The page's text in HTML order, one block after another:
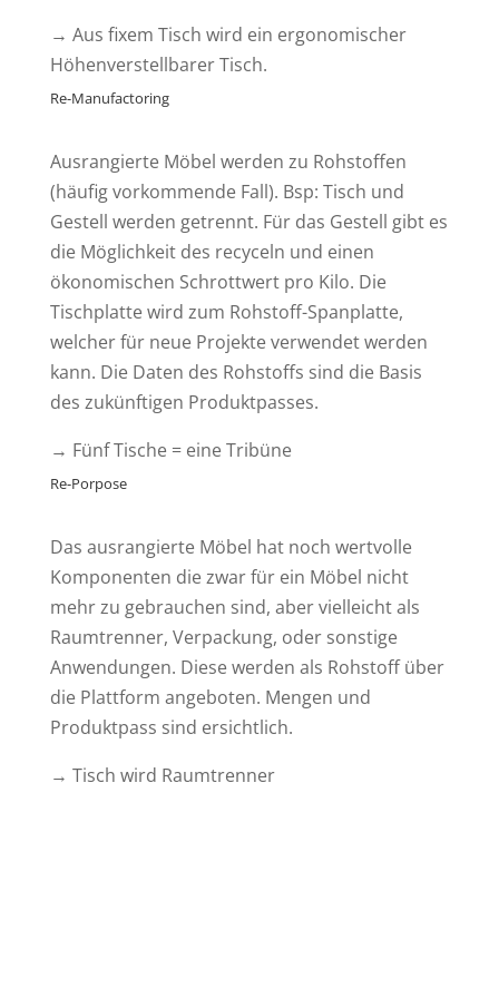
→ Aus fixem Tisch wird ein ergonomischer
Höhenverstellbarer Tisch.
Re-Manufactoring
Ausrangierte Möbel werden zu Rohstoffen
(häufig vorkommende Fall). Bsp: Tisch und
Gestell werden getrennt. Für das Gestell gibt es
die Möglichkeit des recyceln und einen
ökonomischen Schrottwert pro Kilo. Die
Tischplatte wird zum Rohstoff-Spanplatte,
welcher für neue Projekte verwendet werden
kann. Die Daten des Rohstoffs sind die Basis
des zukünftigen Produktpasses.
→ Fünf Tische = eine Tribüne
Re-Porpose
Das ausrangierte Möbel hat noch wertvolle
Komponenten die zwar für ein Möbel nicht
mehr zu gebrauchen sind, aber vielleicht als
Raumtrenner, Verpackung, oder sonstige
Anwendungen. Diese werden als Rohstoff über
die Plattform angeboten. Mengen und
Produktpass sind ersichtlich.
→ Tisch wird Raumtrenner